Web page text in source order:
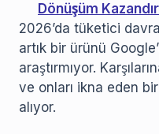
Dönüşüm
2026’da tüketici
artık bir ürünü
araştırmıyor.
ve onları ikna eden
alıyor.